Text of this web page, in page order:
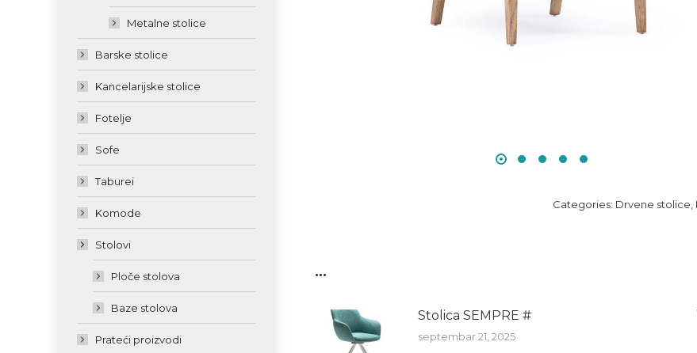
Categories: Drvene stolice
...
Stolica SEMPRE #
septembar 21, 2025
Metalne stolice
Barske stolice
Kancelarijske stolice
Fotelje
Sofe
Taburei
Komode
Stolovi
Ploče stolova
Baze stolova
Prateći proizvodi